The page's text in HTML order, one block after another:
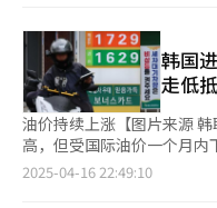
已接近19万亿韩元，当期净
负债总额达7.3474万亿韩元
景下，地铁票价长期未能实
首尔市与交通公社共同呼吁
车”政策造成的亏损提供财
进入超高龄社会，针对老年
政负担日益加重。由于该政
层面的公共服务，符合《公
万亿韩元，较2015年创立初
Homeplus部分品类的PB销
销售额同比增长21.8%。 面对增长势头，各企业加速扩充PB产品
线。Homeplus计划在年内
CU将原PB品牌
将“Real Price”系列扩展至100种以上。
推出PB商品的目的不仅是
日常必需品等大众化产品，
等多重因素，决定此次暂不调整基准利率
汇率波动促使韩国央行保
月韩元兑美元汇率跌至
后，韩元汇率更是一度触及
来的最低水平。 与此同时，家庭债务上升、楼市波动以及金融市
场整体不稳，再加上补充
（FOMC）会议相关的不确
因素。 受年初降息和监管放宽政策影响，韩国五大商业银行（KB
韩国
走低
油价持续上涨【图片来源 韩联社】 尽管上月韩元兑
高，但受国际油价一个月
个月下跌。 韩国银行（央行）16日发布的《进出口物价指数》报
2025-04-16 22:49:10